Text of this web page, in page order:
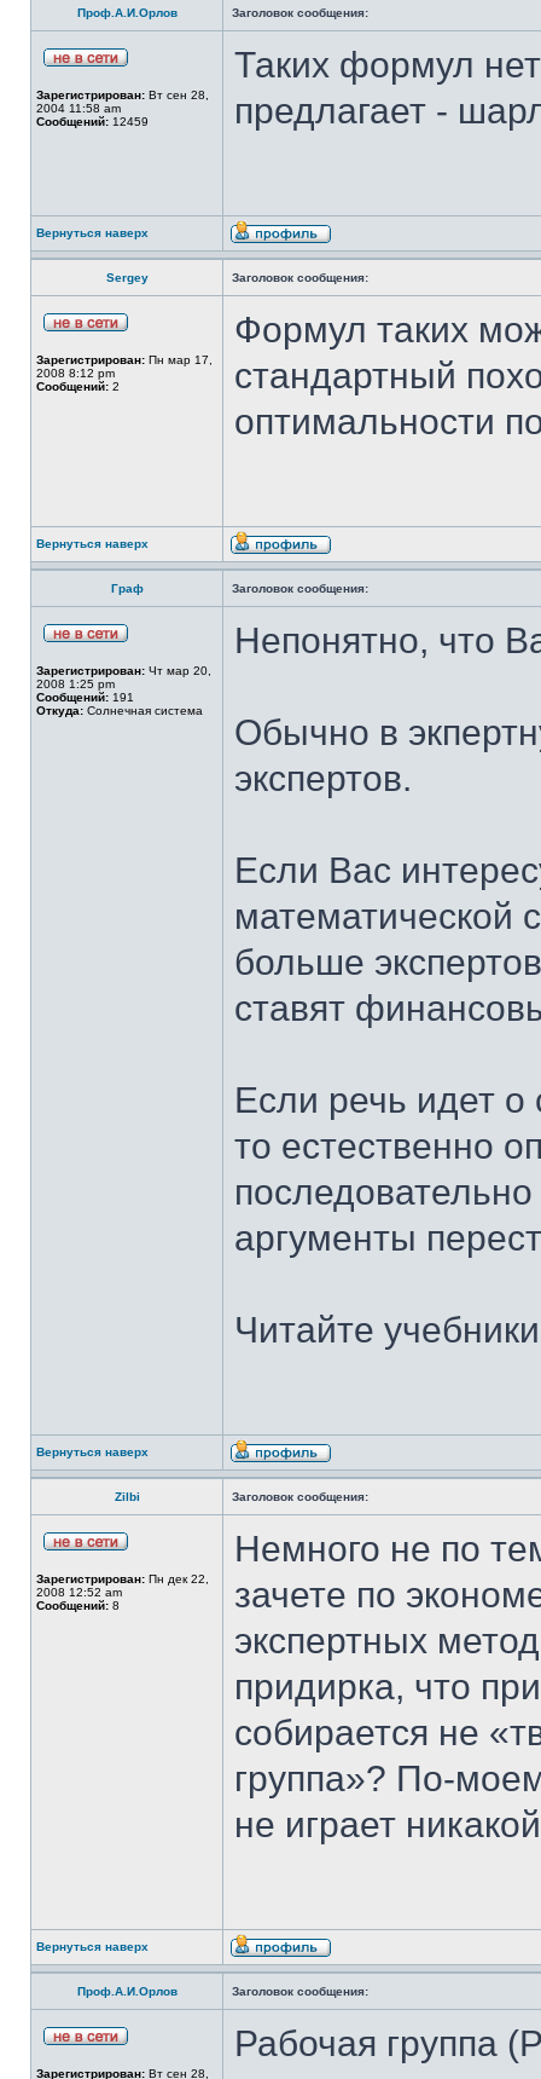
Проф.А.И.Орлов Заголовок сообщения:
Зарегистрирован: Вт сен 28,
2004 11:58 am
Сообщений: 12459
Таких формул
предлагает -
Вернуться наверх
Sergey Заголовок сообщения:
Зарегистрирован: Пн мар 17,
2008 8:12 pm
Сообщений: 2
Формул таких
стандартный
оптимальности
Вернуться наверх
Граф Заголовок сообщения:
Зарегистрирован: Чт мар 20,
2008 1:25 pm
Сообщений: 191
Откуда: Солнечная система
Непонятно, что
Обычно в
экспертов.
Если Вас
математической
больше
ставят
Если речь идет о
то естественно
аргументы
Читайте
Вернуться наверх
Zilbi Заголовок сообщения:
Зарегистрирован: Пн дек 22,
2008 12:52 am
Сообщений: 8
Немного не по
зачете по
экспертных
придирка, что
собирается не
группа»? По-
не играет
Вернуться наверх
Проф.А.И.Орлов Заголовок сообщения:
Зарегистрирован: Вт сен 28,
Рабочая группа